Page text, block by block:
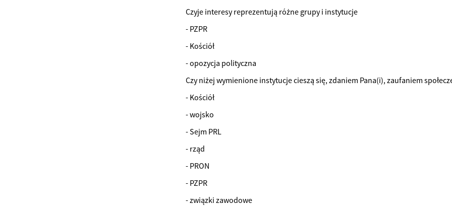
Czyje interesy reprezentują różne grupy i instytucje
- PZPR
- Kościół
- opozycja polityczna
Czy niżej wymienione instytucje cieszą się, zdaniem Pana(i), zaufaniem
- Kościół
- wojsko
- Sejm PRL
- rząd
- PRON
- PZPR
- związki zawodowe